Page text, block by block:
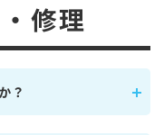
修理
？